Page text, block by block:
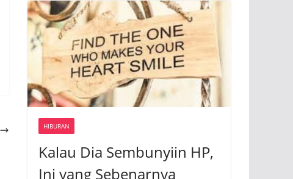
HIBURAN
Kalau Dia Sembunyiin HP,
Ini yang Sebenarnya